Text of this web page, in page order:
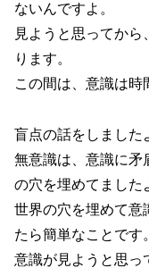
ないんですよ。
見ようと思ってか
ります。
この間は、意識は時
盲点の話をしました
無意識は、意識に矛
の穴を埋めてました
世界の穴を埋めて意
たら簡単なことです。
意識が見ようと思っ